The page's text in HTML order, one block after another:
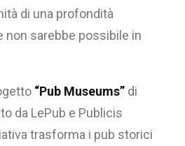
di una profondità
non sarebbe possibile in
“Pub Museums” di
da LePub e Publicis
trasforma i pub storici